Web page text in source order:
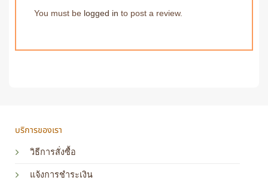
You must be logged in to post a review.
บริการของเรา
วิธีการสั่งซื้อ
แจ้งการชำระเงิน